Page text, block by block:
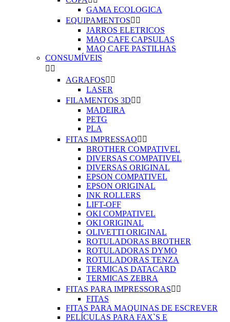
GAMA ECOLOGICA
EQUIPAMENTOS 
JARROS ELETRICOS
MAQ CAFE CAPSULAS
MAQ CAFE PASTILHAS
CONSUMÍVEIS
 
AGRAFOS 
LASER
FILAMENTOS 3D 
MADEIRA
PETG
PLA
FITAS IMPRESSAO 
BROTHER COMPATIVEL
DIVERSAS COMPATIVEL
DIVERSAS ORIGINAL
EPSON COMPATIVEL
EPSON ORIGINAL
INK ROLLERS
LIFT-OFF
OKI COMPATIVEL
OKI ORIGINAL
OLIVETTI ORIGINAL
ROTULADORAS BROTHER
ROTULADORAS DYMO
ROTULADORAS TENZA
TERMICAS DATACARD
TERMICAS ZEBRA
FITAS PARA IMPRESSORAS 
FITAS
FITAS PARA MAQUINAS DE ESCREVER
PELÍCULAS PARA FAX`S E